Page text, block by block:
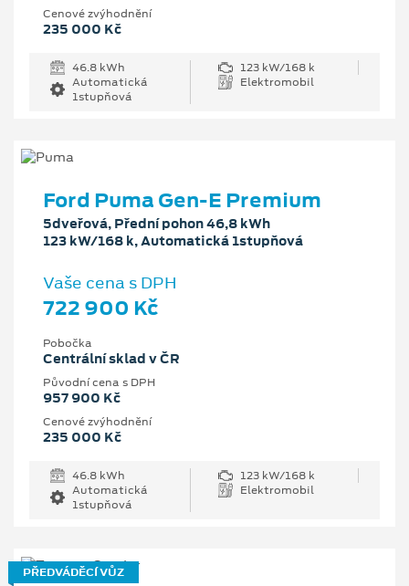
Cenové zvýhodnění
235 000 Kč
46.8 kWh
123 kW/168 k
Automatická
1stupňová
Elektromobil
Ford Puma Gen-E Premium
5dveřová, Přední pohon 46,8 kWh
123 kW/168 k, Automatická 1stupňová
Vaše cena s DPH
722 900 Kč
Pobočka
Centrální sklad v ČR
Původní cena s DPH
957 900 Kč
Cenové zvýhodnění
235 000 Kč
46.8 kWh
123 kW/168 k
Automatická
1stupňová
Elektromobil
PŘEDVÁDĚCÍ VŮZ